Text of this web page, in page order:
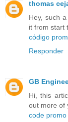
thomas
Hey, such
it from start
código
Responder
GB
Hi, this
out more of
code